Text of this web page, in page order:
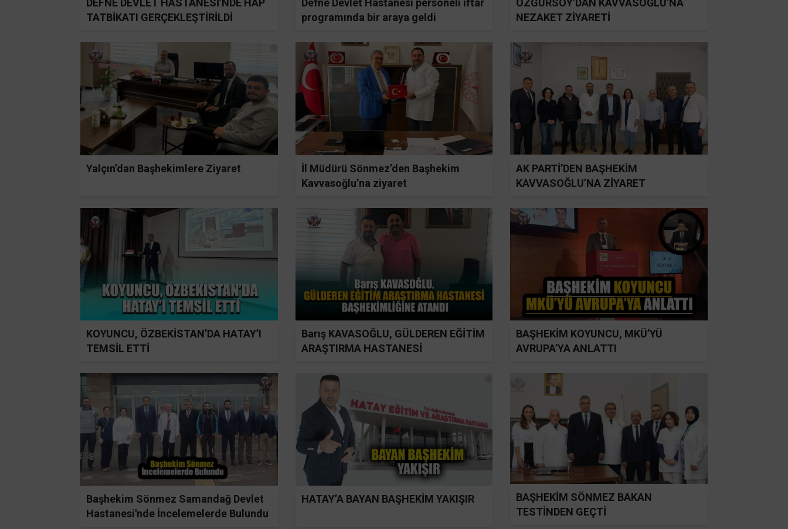
DEFNE DEVLET HASTANESİ’NDE HAP
TATBİKATI GERÇEKLEŞTİRİLDİ
Defne Devlet Hastanesi personeli iftar
programında bir araya geldi
ÖZGÜRSOY’DAN KAVVASOĞLU’NA
NEZAKET ZİYARETİ
Yalçın’dan Başhekimlere Ziyaret
İl Müdürü Sönmez’den Başhekim
Kavvasoğlu’na ziyaret
AK PARTİ’DEN BAŞHEKİM
KAVVASOĞLU’NA ZİYARET
KOYUNCU, ÖZBEKİSTAN’DA HATAY’I
TEMSİL ETTİ
Barış KAVASOĞLU, GÜLDEREN EĞİTİM
ARAŞTIRMA HASTANESİ
BAŞHEKİM KOYUNCU, MKÜ’YÜ
AVRUPA’YA ANLATTI
Başhekim Sönmez Samandağ Devlet
Hastanesi'nde İncelemelerde Bulundu
HATAY’A BAYAN BAŞHEKİM YAKIŞIR
BAŞHEKİM SÖNMEZ BAKAN
TESTİNDEN GEÇTİ